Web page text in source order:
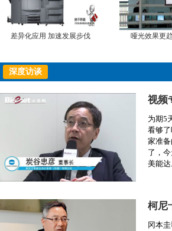
差异化应用 加速发展步伐 哑光效果更
深度访谈
为期5
看够
家准
了，
美能达
柯尼
冈本